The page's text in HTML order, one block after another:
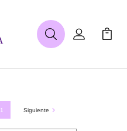
BuscarMi Cuenta
Mi
1 Siguiente